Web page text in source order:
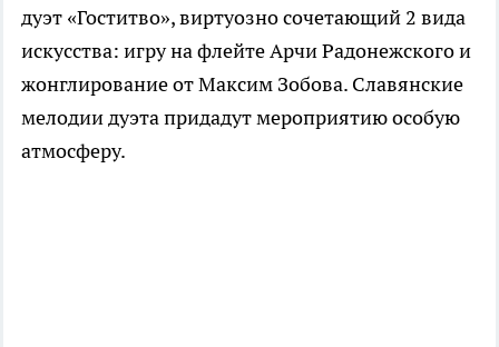
дуэт «Гоститво», виртуозно сочетающий 2 вида
искусства: игру на флейте Арчи Радонежского и
жонглирование от Максим Зобова. Славянские
мелодии дуэта придадут мероприятию особую
атмосферу.